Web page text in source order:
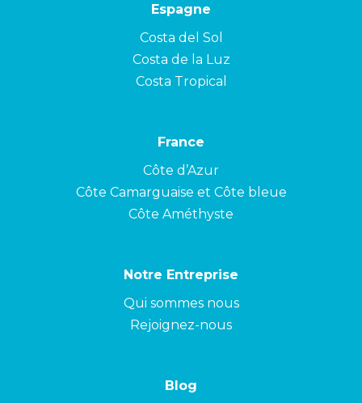
Espagne
Costa del Sol
Costa de la Luz
Costa Tropical
France
Côte d’Azur
Côte Camarguaise et Côte bleue
Côte Améthyste
Notre Entreprise
Qui sommes nous
Rejoignez-nous
Blog